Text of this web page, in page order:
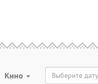
Кино